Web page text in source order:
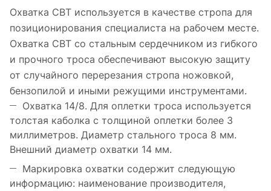
Охватка СВТ используется в качестве стропа для
позиционирования специалиста на рабочем месте.
Охватка СВТ со стальным сердечником из гибкого
и прочного троса обеспечивают высокую защиту
от случайного перерезания стропа ножовкой,
бензопилой и иными режущими инструментами.
Охватка 14/8. Для оплетки троса используется
толстая каболка с толщиной оплетки более 3
миллиметров. Диаметр стального троса 8 мм.
Внешний диаметр охватки 14 мм.
Маркировка охватки содержит следующую
информацию: наименование производителя,